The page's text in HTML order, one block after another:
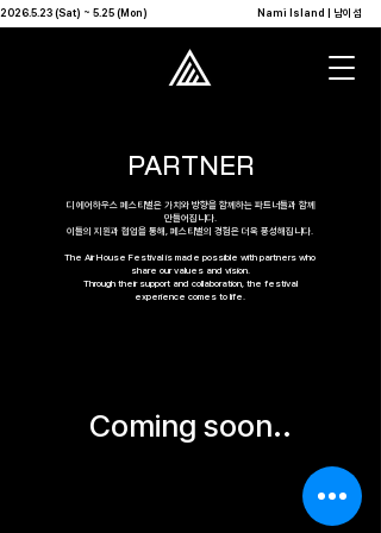
2026.5.23 (Sat) ~ 5.25 (Mon)                                              Nami Island | 남이
PARTNER
디 에어하우스 페스티벌은 가치와 방향을 함께하는 파트너들과 함께
만들어집니다.
이들의 지원과 협업을 통해, 페스티벌의 경험은 더욱 풍성해집니다.
The ​Air House Festival is made possible with partners who
share our values and vision.
Through their support and collaboration, the festival
experience comes to life.
Coming soon..